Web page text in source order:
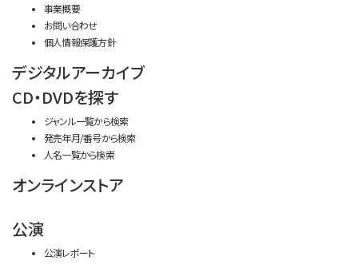
事業概要
お問い合わせ
個人情報保護方針
デジタルアーカイブ
CD・DVDを探す
ジャンル一覧から検索
発売年月/番号から検索
人名一覧から検索
オンラインストア
公演
公演レポート